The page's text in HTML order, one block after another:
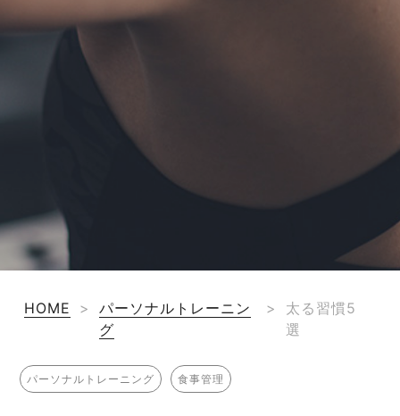
HOME >
パーソナルトレーニン
グ
>
太る習慣5
選
パーソナルトレーニング 食事管理